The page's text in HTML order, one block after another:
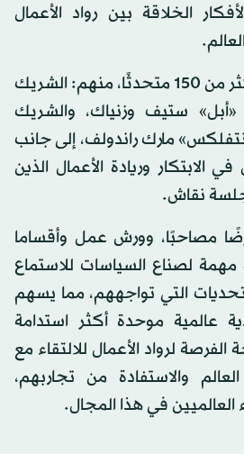
الخلاقة بين رواد الأعمال
ويستضيف المؤتمر أكثر من 150 متحدثًا، منهم: الشريك
ستيف وزنياك، والشريك
مارك راندولف، إلى جانب
وريادة الأعمال الذين
مصاحبًا، وورش عمل وأقساما
مهمة لصناع السياسات للاستماع
التي تواجههم، مما يسهم
عالمية موحدة أكثر استدامة
الفرصة لرواد الأعمال للالتقاء مع
والاستفادة من تجاربهم،
العالميين في هذا المجال.